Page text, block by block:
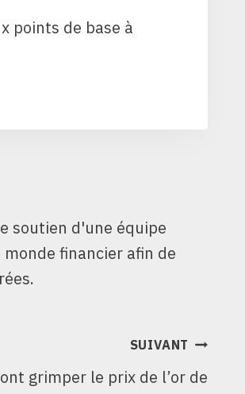
points de base à
soutien d'une équipe
financier afin de
SUIVANT
grimper le prix de l’or de